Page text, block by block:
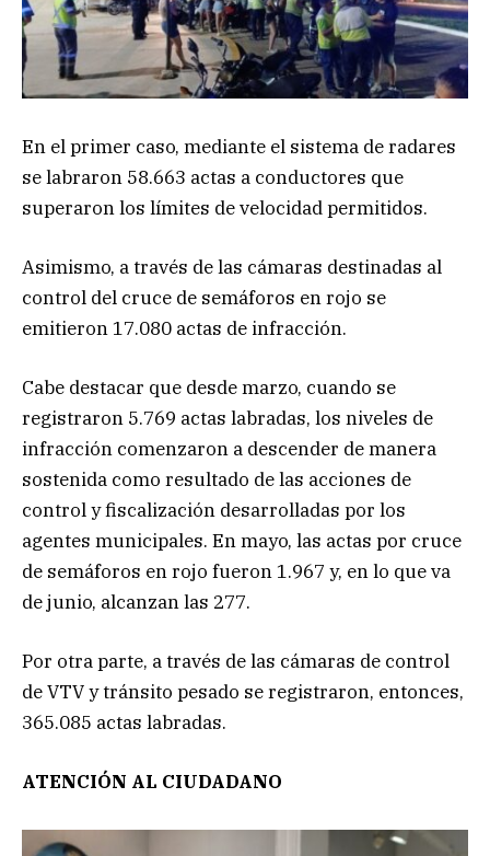
En el primer caso, mediante el sistema de radares
se labraron 58.663 actas a conductores que
superaron los límites de velocidad permitidos.
Asimismo, a través de las cámaras destinadas al
control del cruce de semáforos en rojo se
emitieron 17.080 actas de infracción.
Cabe destacar que desde marzo, cuando se
registraron 5.769 actas labradas, los niveles de
infracción comenzaron a descender de manera
sostenida como resultado de las acciones de
control y fiscalización desarrolladas por los
agentes municipales. En mayo, las actas por cruce
de semáforos en rojo fueron 1.967 y, en lo que va
de junio, alcanzan las 277.
Por otra parte, a través de las cámaras de control
de VTV y tránsito pesado se registraron, entonces,
365.085 actas labradas.
ATENCIÓN AL CIUDADANO